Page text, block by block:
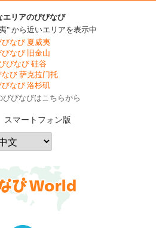
エリアのびびなび
" から近いエリアを表示中
びなび 夏威夷
びなび 旧金山
びなび 硅谷
なび 萨克拉门托
びなび 洛杉矶
びびなびはこちらから
スマートフォン版